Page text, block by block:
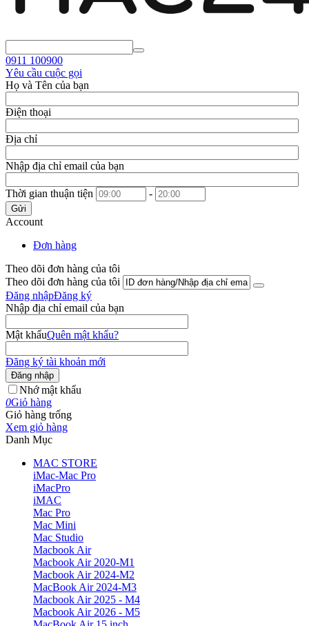
0911 100900
Yêu cầu cuộc gọi
Họ và Tên của bạn
Điện thoại
Địa chỉ
Nhập địa chỉ email của bạn
Thời gian thuận tiện -
Gửi
Account
Đơn hàng
Theo dõi đơn hàng của tôi
Theo dõi đơn hàng của tôi
Đăng nhậpĐăng ký
Nhập địa chỉ email của bạn
Mật khẩuQuên mật khẩu?
Đăng ký tài khoản mới
Đăng nhập
Nhớ mật khẩu
0Giỏ hàng
Giỏ hàng trống
Xem giỏ hàng
Danh Mục
MAC STORE
iMac-Mac Pro
iMacPro
iMAC
Mac Pro
Mac Mini
Mac Studio
Macbook Air
Macbook Air 2020-M1
Macbook Air 2024-M2
MacBook Air 2024-M3
Macbook Air 2025 - M4
Macbook Air 2026 - M5